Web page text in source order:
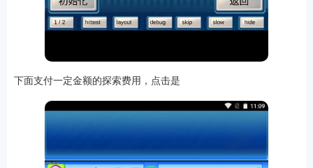
下面支付一定金额的探索费用，点击是